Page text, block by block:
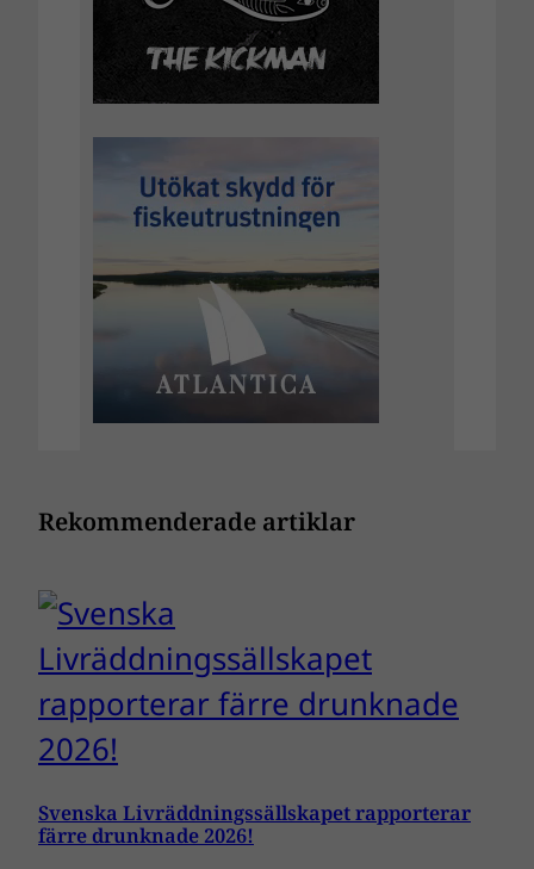
Rekommenderade artiklar
Svenska Livräddningssällskapet rapporterar
färre drunknade 2026!